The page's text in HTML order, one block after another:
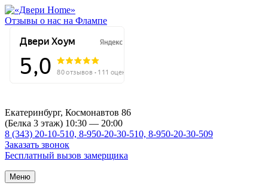
Отзывы о нас на Флампе
Екатеринбург, Космонавтов 86
(Белка 3 этаж) 10:30 — 20:00
8 (343) 20-10-510, 8-950-20-30-510, 8-950-20-30-509
Заказать звонок
Бесплатный вызов замерщика
Меню